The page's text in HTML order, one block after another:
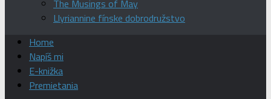
The Musings of May
Llyriannine fínske dobrodružstvo
Home
Napíš mi
E-knižka
Premietania